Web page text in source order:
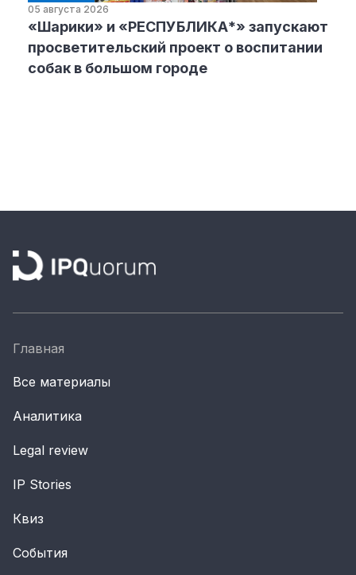
05 августа 2026
«Шарики» и «РЕСПУБЛИКА*» запускают
просветительский проект о воспитании
собак в большом городе
Главная
Все материалы
Аналитика
Legal review
IP Stories
Квиз
События